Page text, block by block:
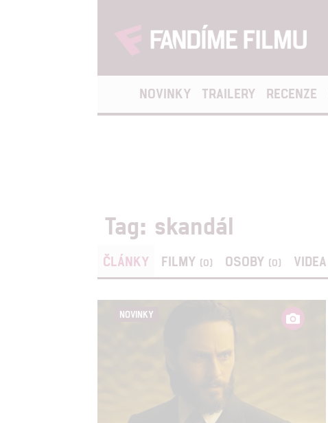
NOVINKY TRAILERY RECENZE
Tag: skandál
ČLÁNKY FILMY (0) OSOBY (0) VIDEA
NOVINKY